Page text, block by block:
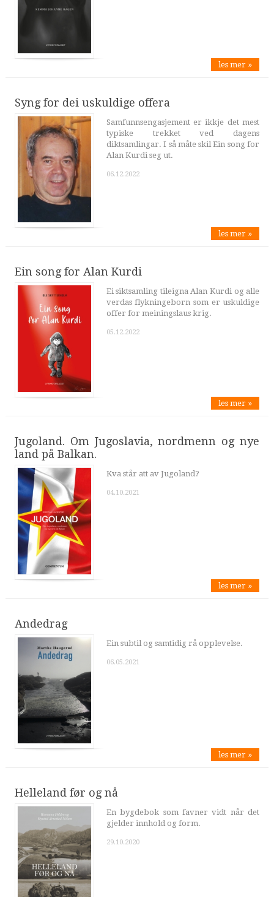
les mer »
Syng for dei uskuldige offera
Samfunnsengasjement er ikkje det mest
typiske trekket ved dagens
diktsamlingar. I så måte skil Ein song for
Alan Kurdi seg ut.
06.12.2022
les mer »
Ein song for Alan Kurdi
Ei siktsamling tileigna Alan Kurdi og alle
verdas flykningeborn som er uskuldige
offer for meiningslaus krig.
05.12.2022
les mer »
Jugoland. Om Jugoslavia, nordmenn og nye
land på Balkan.
Kva står att av Jugoland?
04.10.2021
les mer »
Andedrag
Ein subtil og samtidig rå opplevelse.
06.05.2021
les mer »
Helleland før og nå
En bygdebok som favner vidt når det
gjelder innhold og form.
29.10.2020